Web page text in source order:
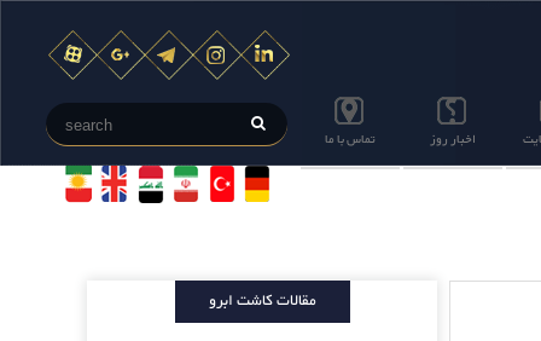
اخبار روز تماس با ما
مقالات کاشت ابرو